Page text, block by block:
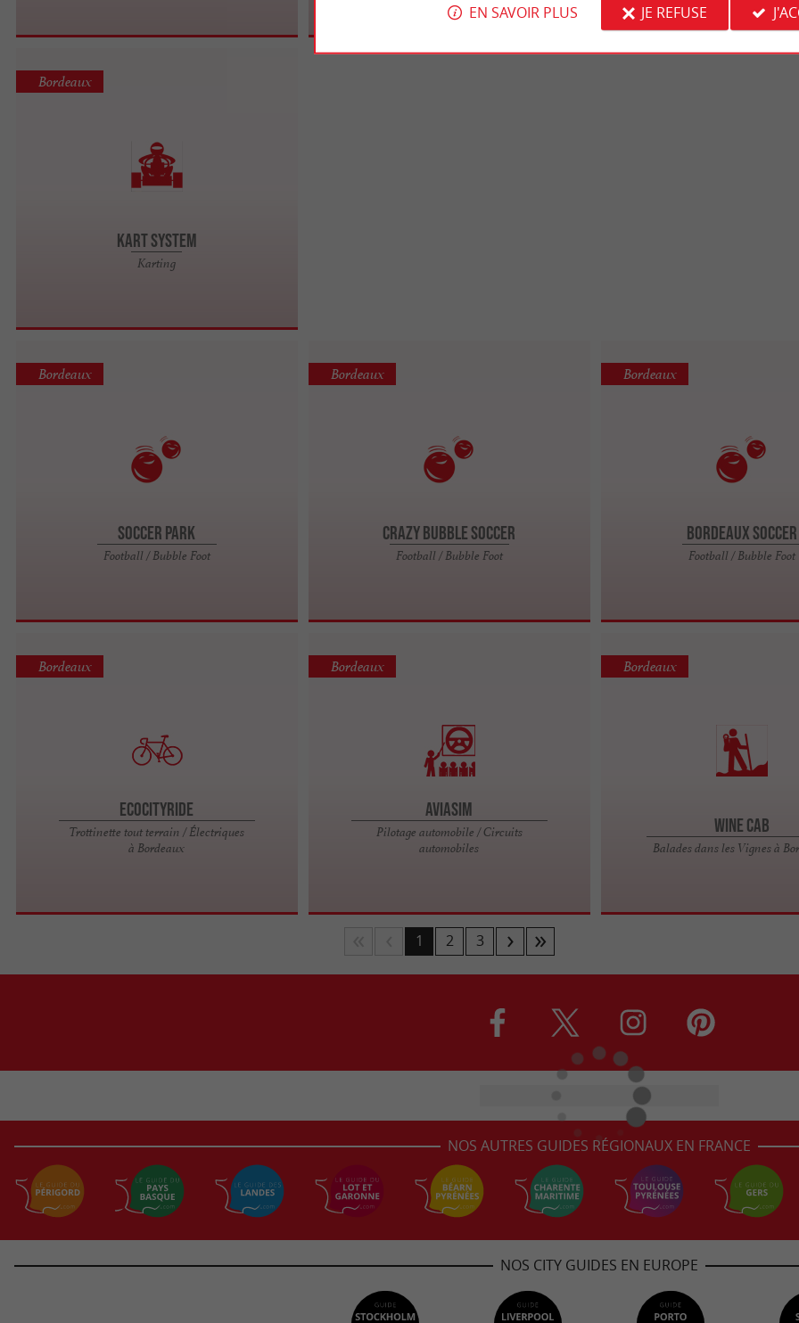
Kart System
Karting
Bordeaux
Soccer Park
Football / Bubble Foot
Bordeaux
Crazy Bubble Soccer
Football / Bubble Foot
Bordeaux
Bordeaux Soccer
Football / Bubble Foot
Bordeaux
Ecocityride
Trottinette tout terrain / Électriques
à Bordeaux
Bordeaux
AviaSim
Pilotage automobile / Circuits
automobiles
Bordeaux
Wine Cab
Balades dans les Vignes à
Bordeaux
1 2 3
NOS AUTRES GUIDES RÉGIONAUX EN FRANCE
NOS CITY GUIDES EN EUROPE
EN SAVOIR PLUS JE REFUSE